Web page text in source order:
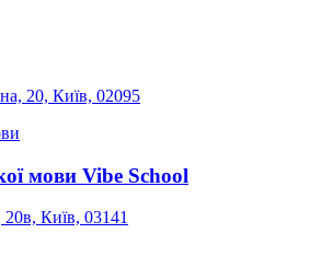
20, Київ, 02095
мови Vibe School
Київ, 03141